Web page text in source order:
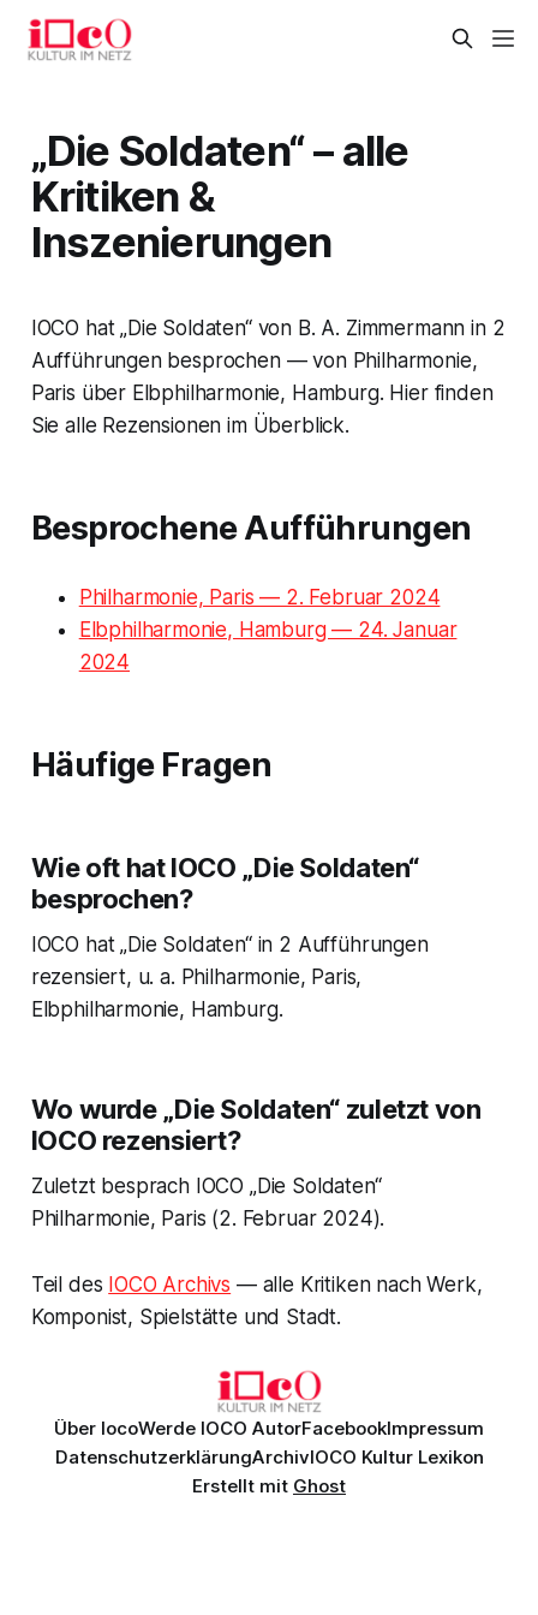
„Die Soldaten“ – alle
Kritiken &
Inszenierungen
IOCO hat „Die Soldaten“ von B. A. Zimmermann in 2
Aufführungen besprochen — von Philharmonie,
Paris über Elbphilharmonie, Hamburg. Hier finden
Sie alle Rezensionen im Überblick.
Besprochene Aufführungen
Philharmonie, Paris — 2. Februar 2024
Elbphilharmonie, Hamburg — 24. Januar
2024
Häufige Fragen
Wie oft hat IOCO „Die Soldaten“
besprochen?
IOCO hat „Die Soldaten“ in 2 Aufführungen
rezensiert, u. a. Philharmonie, Paris,
Elbphilharmonie, Hamburg.
Wo wurde „Die Soldaten“ zuletzt von
IOCO rezensiert?
Zuletzt besprach IOCO „Die Soldaten“
Philharmonie, Paris (2. Februar 2024).
Teil des IOCO Archivs — alle Kritiken nach Werk,
Komponist, Spielstätte und Stadt.
Über IocoWerde IOCO AutorFacebookImpressum
DatenschutzerklärungArchivIOCO Kultur Lexikon
Erstellt mit Ghost